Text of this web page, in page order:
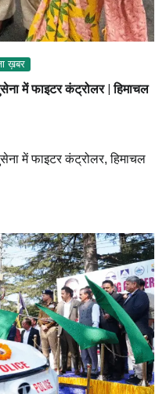
ख़बर
में फाइटर कंट्रोलर | हिमाचल
में फाइटर कंट्रोलर, हिमाचल